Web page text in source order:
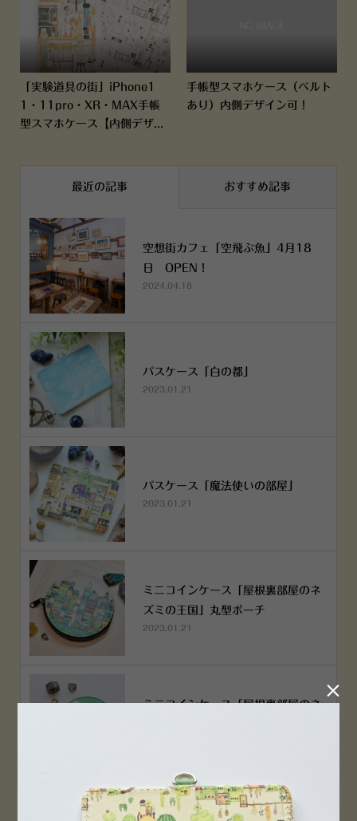
「実験道具の街」iPhone1
1・11pro・XR・MAX手帳
型スマホケース【内側デザ...
手帳型スマホケース（ベルト
あり）内側デザイン可！
最近の記事 おすすめ記事
空想街カフェ「空飛ぶ魚」4月18
日 OPEN！
2024.04.18
パスケース「白の都」
2023.01.21
パスケース「魔法使いの部屋」
2023.01.21
ミニコインケース「屋根裏部屋のネ
ズミの王国」丸型ポーチ
2023.01.21
ミニコインケース「屋根裏部屋のネ
横浜赤レンガ倉庫店 12月6日 O
